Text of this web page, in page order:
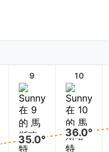
9
35.0°
10
36.0°